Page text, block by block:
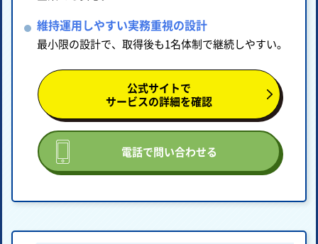
維持運用しやすい実務重視の設計
最小限の設計で、取得後も1名体制で継続しやすい。
公式サイトで
サービスの詳細を確認
電話で問い合わせる